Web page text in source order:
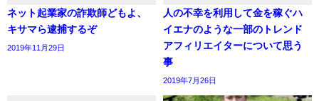
ネット起業家の詐欺師どもよ、
キサマら逮捕するぞ
2019年11月29日
人の不幸を利用して金を稼ぐハ
イエナのような一部のトレンド
アフィリエイターについて思う
事
2019年7月26日